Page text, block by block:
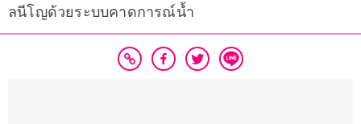
ลนีโญด้วยระบบคาดการณ์น้ำ